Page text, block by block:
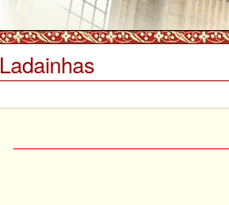
Ladainhas